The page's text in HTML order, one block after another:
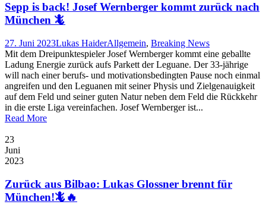
Sepp is back! Josef Wernberger kommt zurück nach
München 🦎
27. Juni 2023Lukas HaiderAllgemein, Breaking News
Mit dem Dreipunktespieler Josef Wernberger kommt eine geballte
Ladung Energie zurück aufs Parkett der Leguane. Der 33-jährige
will nach einer berufs- und motivationsbedingten Pause noch einmal
angreifen und den Leguanen mit seiner Physis und Zielgenauigkeit
auf dem Feld und seiner guten Natur neben dem Feld die Rückkehr
in die erste Liga vereinfachen. Josef Wernberger ist...
Read More
23
Juni
2023
Zurück aus Bilbao: Lukas Glossner brennt für
München!🦎🔥